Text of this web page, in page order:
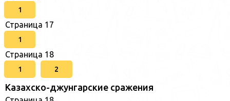
1
Страница 17
1
Страница 18
1 2
Казахско-джунгарские сражения